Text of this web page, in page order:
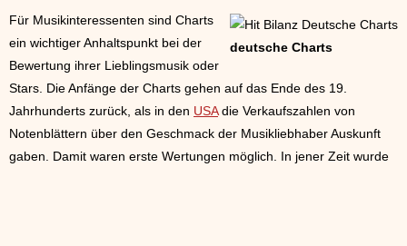
deutsche Charts
Für Musikinteressenten sind Charts
ein wichtiger Anhaltspunkt bei der
Bewertung ihrer Lieblingsmusik oder
Stars. Die Anfänge der Charts gehen auf das Ende des 19.
Jahrhunderts zurück, als in den USAdie Verkaufszahlen von
Notenblättern über den Geschmack der Musikliebhaber Auskunft
gaben. Damit waren erste Wertungen möglich. In jener Zeit wurde